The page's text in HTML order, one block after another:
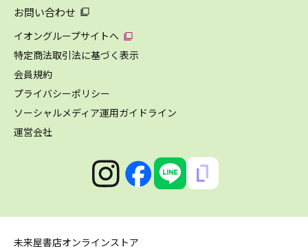
お問い合わせ
イオングループサイトへ
特定商法取引法に基づく表示
会員規約
プライバシーポリシー
ソーシャルメディア運用ガイドライン
運営会社
未来屋書店オンラインストア